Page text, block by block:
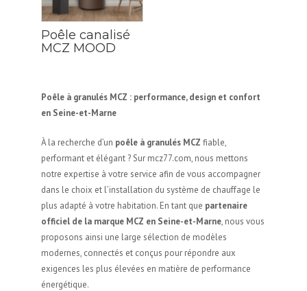
Poêle canalisé
MCZ MOOD
Poêle à granulés MCZ : performance, design et confort
en Seine-et-Marne
À la recherche d’un poêle à granulés MCZ fiable,
performant et élégant ? Sur mcz77.com, nous mettons
notre expertise à votre service afin de vous accompagner
dans le choix et l’installation du système de chauffage le
plus adapté à votre habitation. En tant que partenaire
officiel de la marque MCZ en Seine-et-Marne, nous vous
proposons ainsi une large sélection de modèles
modernes, connectés et conçus pour répondre aux
exigences les plus élevées en matière de performance
énergétique.